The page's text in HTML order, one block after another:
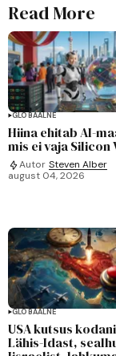
Read More
GLOBAALNE
Hiina ehitab AI-
mis ei vaja Silicon
Autor Steven Alber
august 04, 2026
GLOBAALNE
USA kutsus
Lähis-Idast,